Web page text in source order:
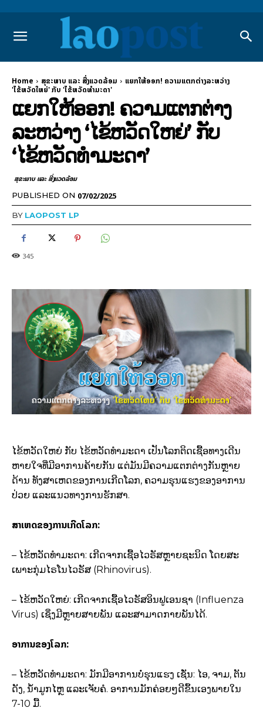
Home ສຸຂະພາບ ແລະ ສີ່ງແວດລ້ອມ
ແຍກໃຫ້ອອກ! ຄວາມແຕກຕ່າງລະຫວ່າງ
'ໄຂ້ຫວັດໃຫຍ່' ກັບ 'ໄຂ້ຫວັດທຳມະດາ'
ແຍກໃຫ້ອອກ! ຄວາມແຕກຕ່າງ
ລະຫວ່າງ ‘ໄຂ້ຫວັດໃຫຍ່’ ກັບ
‘ໄຂ້ຫວັດທຳມະດາ’
ສຸຂະພາບ ແລະ ສີ່ງແວດລ້ອມ
PUBLISHED ON 07/02/2025
BY LAOPOST LP
345
ໄຂ້ຫວັດໃຫຍ່ ກັບ ໄຂ້ຫວັດທຳມະດາ ເປັນໂລກຕິດເຊື້ອທາງເດີນ
ຫາຍໃຈທີ່ມີອາການຄ້າຍກັນ ແຕ່ມັນມີຄວາມແຕກຕ່າງກັນຫຼາຍ
ດ້ານ ທັງສາເຫດຂອງການເກີດໂລກ, ຄວາມຮຸນແຮງຂອງອາການ
ປ່ວຍ ແລະແນວທາງການຮັກສາ.
ສາເຫດຂອງການເກີດໂລກ:
– ໄຂ້ຫວັດທຳມະດາ: ເກີດຈາກເຊື້ອໄວຣັສຫຼາຍຊະນິດ ໂດຍສະ
ເພາະກຸ່ມໄຣໂນໄວຣັສ (Rhinovirus).
– ໄຂ້ຫວັດໃຫຍ່: ເກີດຈາກເຊື້ອໄວຣັສອິນຟູເອນຊາ (Influenza
Virus) ເຊິ່ງມີຫຼາຍສາຍພັນ ແລະສາມາດກາຍພັນໄດ້.
ອາການຂອງໂລກ:
– ໄຂ້ຫວັດທຳມະດາ: ມັກມີອາການບໍ່ຮຸນແຮງ ເຊັ່ນ: ໄອ, ຈາມ, ຕັນ
ດັງ, ນ້ຳມູກໄຫຼ ແລະເຈັບຄໍ. ອາການມັກຄ່ອຍໆດີຂຶ້ນເອງພາຍໃນ
7-10 ມື້.